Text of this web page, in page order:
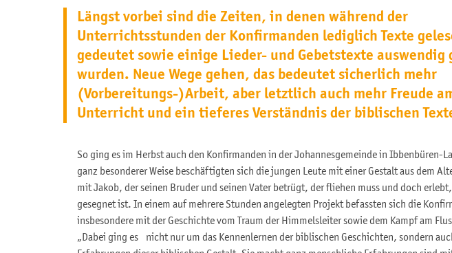
Längst vorbei sind die Zeiten, in denen während der
Unterrichtsstunden der Konfirmanden lediglich Texte
gedeutet sowie einige Lieder- und Gebetstexte auswendig
wurden. Neue Wege gehen, das bedeutet sicherlich mehr
(Vorbereitungs-)Arbeit, aber letztlich auch mehr Freude
Unterricht und ein tieferes Verständnis der biblischen
So ging es im Herbst auch den Konfirmanden in der Johannesgemeinde in Ibbenbüren-
ganz besonderer Weise beschäftigten sich die jungen Leute mit einer Gestalt aus dem
mit Jakob, der seinen Bruder und seinen Vater betrügt, der fliehen muss und doch erlebt,
gesegnet ist. In einem auf mehrere Stunden angelegten Projekt befassten sich die
insbesondere mit der Geschichte vom Traum der Himmelsleiter sowie dem Kampf am
„Dabei ging es nicht nur um das Kennenlernen der biblischen Geschichten, sondern